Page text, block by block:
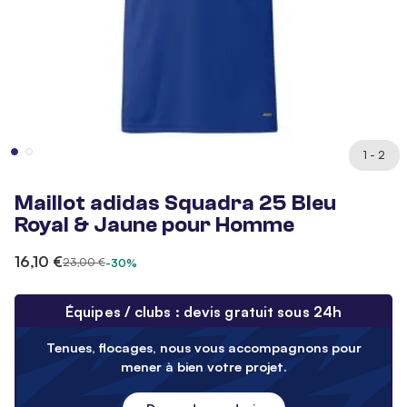
1 - 2
Maillot adidas Squadra 25 Bleu
Royal & Jaune pour Homme
16,10 €23,00 €-30%
Équipes / clubs : devis gratuit sous 24h
Tenues, flocages, nous vous accompagnons pour
mener à bien votre projet.